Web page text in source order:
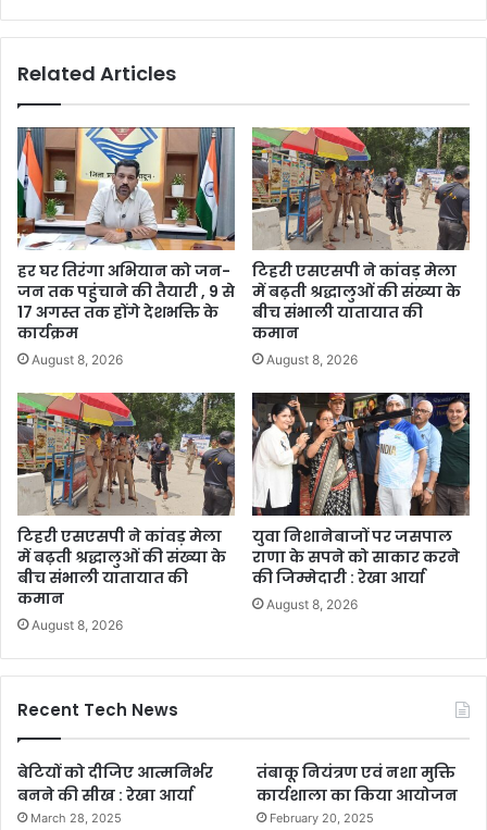
Related Articles
हर घर तिरंगा अभियान को जन-
जन तक पहुंचाने की तैयारी , 9 से
17 अगस्त तक होंगे देशभक्ति के
कार्यक्रम
August 8, 2026
टिहरी एसएसपी ने कांवड़ मेला
में बढ़ती श्रद्धालुओं की संख्या के
बीच संभाली यातायात की
कमान
August 8, 2026
टिहरी एसएसपी ने कांवड़ मेला
में बढ़ती श्रद्धालुओं की संख्या के
बीच संभाली यातायात की
कमान
August 8, 2026
युवा निशानेबाजों पर जसपाल
राणा के सपने को साकार करने
की जिम्मेदारी : रेखा आर्या
August 8, 2026
Recent Tech News
बेटियों को दीजिए आत्मनिर्भर
बनने की सीख : रेखा आर्या
March 28, 2025
तंबाकू नियंत्रण एवं नशा मुक्ति
कार्यशाला का किया आयोजन
February 20, 2025